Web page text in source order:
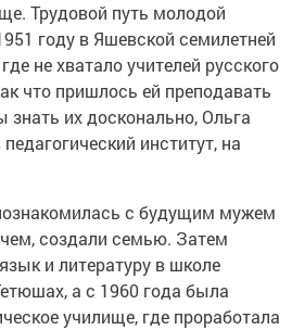
Трудовой путь молодой
году в Яшевской семилетней
не хватало учителей русского
что пришлось ей преподавать
их досконально, Ольга
институт, на
с будущим мужем
создали семью. Затем
и литературу в школе
а с 1960 года была
училище, где ­проработала